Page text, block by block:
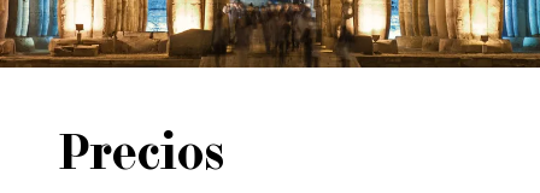
Precios